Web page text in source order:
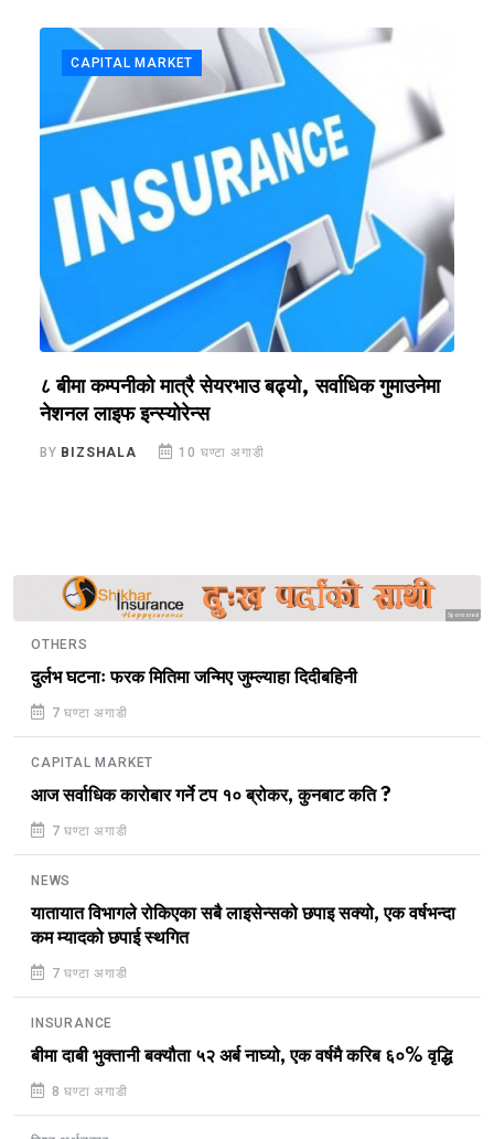
CAPITAL MARKET
८ बीमा कम्पनीको मात्रै सेयरभाउ बढ्यो, सर्वाधिक गुमाउनेमा
नेशनल लाइफ इन्स्योरेन्स
BY BIZSHALA 10 घण्टा अगाडी
Sponsored
OTHERS
दुर्लभ घटनाः फरक मितिमा जन्मिए जुम्ल्याहा दिदीबहिनी
7 घण्टा अगाडी
CAPITAL MARKET
आज सर्वाधिक कारोबार गर्ने टप १० ब्रोकर, कुनबाट कति ?
7 घण्टा अगाडी
NEWS
यातायात विभागले रोकिएका सबै लाइसेन्सको छपाइ सक्यो, एक वर्षभन्दा
कम म्यादको छपाई स्थगित
7 घण्टा अगाडी
INSURANCE
बीमा दाबी भुक्तानी बक्यौता ५२ अर्ब नाघ्यो, एक वर्षमै करिब ६०% वृद्धि
8 घण्टा अगाडी